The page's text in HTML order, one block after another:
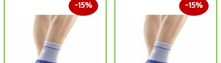
carrello
carrello
15% 15%